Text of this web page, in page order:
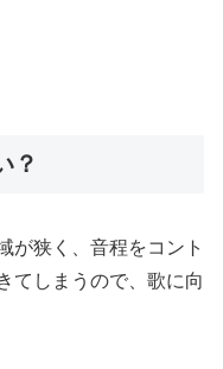
？
が狭く、音程をコント
てしまうので、歌に向